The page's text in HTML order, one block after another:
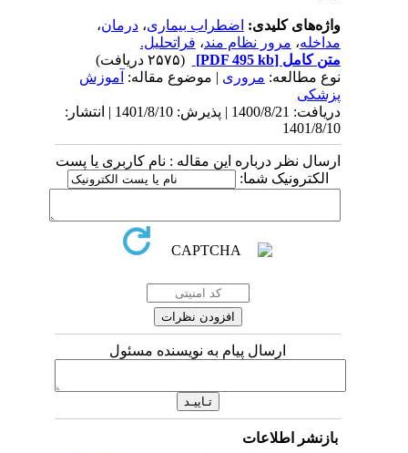
واژه‌های کلیدی:اضطراب بیماری،درمان،
مداخله،مرور نظام مند،فراتحلیل.
متن کامل[PDF 495 kb]
نوع مطالعه:مروری| موضوع مقاله:آموزش
پزشكی
دریافت: 1400/8/21 | پذیرش: 1401/8/10 | انتشار:
1401/8/10
ارسال نظر درباره این مقاله : نام کاربری یا پست
الکترونیک شما:
ارسال پیام به نویسنده مسئول
بازنشر اطلاعات